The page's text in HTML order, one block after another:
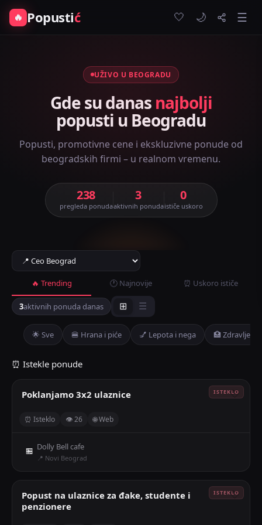
🔥 Popustić 🤍 🌙 ☰
UŽIVO U BEOGRADU
Gde su danas najbolji
popusti u Beogradu
Popusti, promotivne cene i ekskluzivne ponude od
beogradskih firmi – u realnom vremenu.
238
pregleda ponuda
3
aktivnih ponuda
0
ističe uskoro
🔥 Trending 🕐 Najnovije ⏰ Uskoro ističe
3aktivnih ponuda danas ⊞ ☰
🌟 Sve 🍔 Hrana i piće 💅 Lepota i nega 🏥 Zdravlje
⏰ Istekle ponude
Poklanjamo 3x2 ulaznice 🤍
⏰ Isteklo 👁 26 🌐 Web
🏪 Dolly Bell cafe
📍 Novi Beograd
Popust na ulaznice za đake, studente i
penzionere
🤍